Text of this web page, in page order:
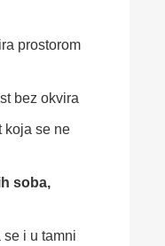
prostorom
bez okvira
koja se ne
soba,
se i u tamni